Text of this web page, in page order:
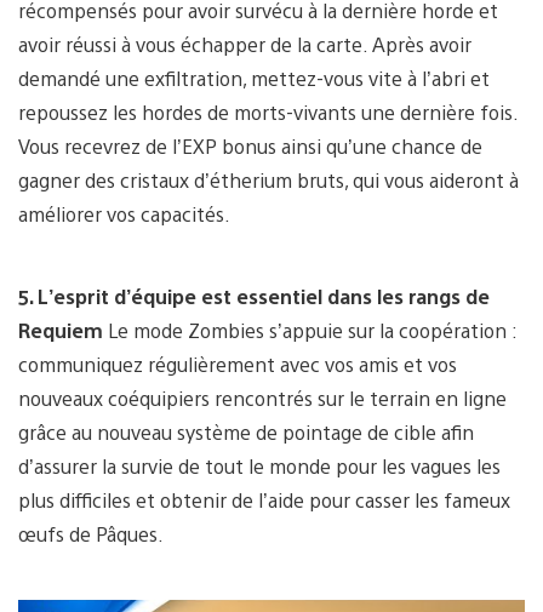
récompensés pour avoir survécu à la dernière horde et
avoir réussi à vous échapper de la carte. Après avoir
demandé une exfiltration, mettez-vous vite à l’abri et
repoussez les hordes de morts-vivants une dernière fois.
Vous recevrez de l’EXP bonus ainsi qu’une chance de
gagner des cristaux d’étherium bruts, qui vous aideront à
améliorer vos capacités.
5. L’esprit d’équipe est essentiel dans les rangs de
Requiem Le mode Zombies s’appuie sur la coopération :
communiquez régulièrement avec vos amis et vos
nouveaux coéquipiers rencontrés sur le terrain en ligne
grâce au nouveau système de pointage de cible afin
d’assurer la survie de tout le monde pour les vagues les
plus difficiles et obtenir de l’aide pour casser les fameux
œufs de Pâques.